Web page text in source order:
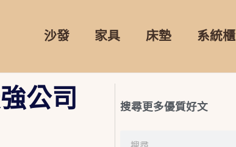
沙發 家具 床墊 系統櫃
公司
搜尋更多優質好文